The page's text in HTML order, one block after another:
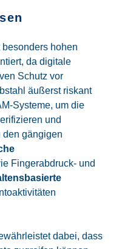
hohen
da digitale
Schutz vor
äußerst riskant
Systeme, um die
und
den gängigen
Fingerabdruck- und
dabei, dass